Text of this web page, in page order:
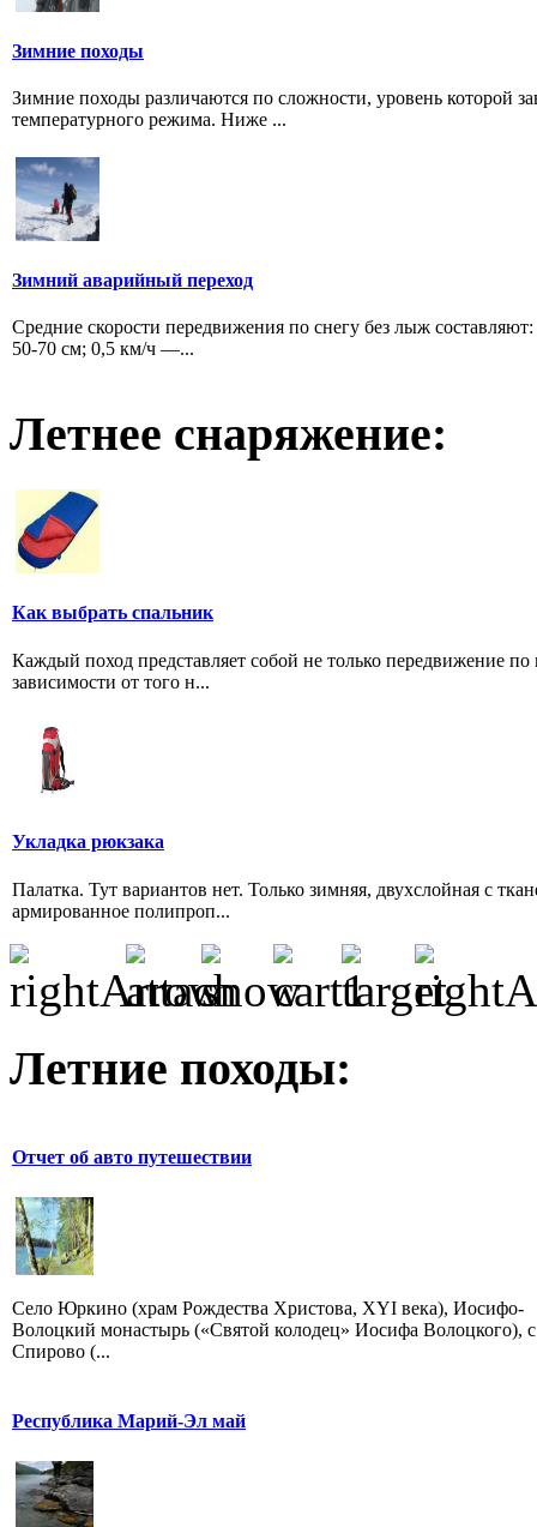
Зимние походы
Зимние походы различаются по сложности, уровень которой
температурного режима. Ниже ...
Зимний аварийный переход
Средние скорости передвижения по снегу без лыж
50-70 см; 0,5 км/ч —...
Летнее снаряжение:
Как выбрать спальник
Каждый поход представляет собой не только передвижение
зависимости от того н...
Укладка рюкзака
Палатка. Тут вариантов нет. Только зимняя, двухслойная с
армированное полипроп...
Летние походы:
Отчет об авто путешествии
Село Юркино (храм Рождества Христова, XYI века), Иосифо-
Волоцкий монастырь («Святой колодец» Иосифа Волоцкого),
Спирово (...
Республика Марий-Эл май